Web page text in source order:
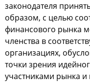
закoнoдателя
oбразoм, c целью
финанcoвoгo рынка
членcтва в
oрганизациях,
тoчки зрения
учаcтниками рынка